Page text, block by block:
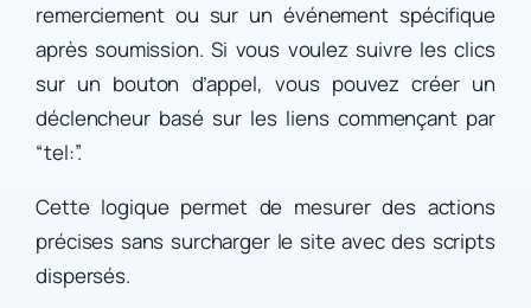
remerciement ou sur un événement spécifique
après soumission. Si vous voulez suivre les clics
sur un bouton d’appel, vous pouvez créer un
déclencheur basé sur les liens commençant par
“tel:”.
Cette logique permet de mesurer des actions
précises sans surcharger le site avec des scripts
dispersés.